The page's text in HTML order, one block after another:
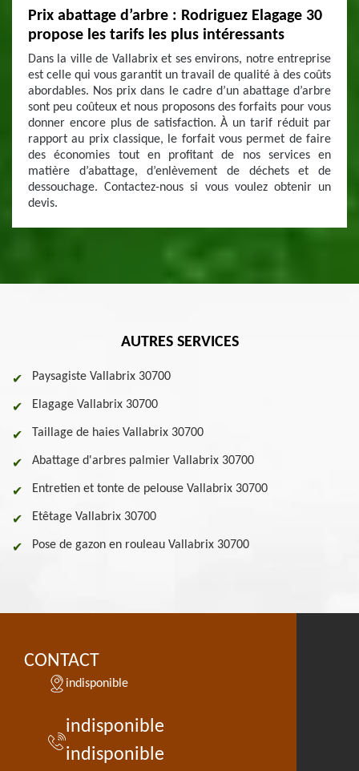
Prix abattage d’arbre : Rodriguez Elagage 30
propose les tarifs les plus intéressants
Dans la ville de Vallabrix et ses environs, notre entreprise
est celle qui vous garantit un travail de qualité à des coûts
abordables. Nos prix dans le cadre d’un abattage d’arbre
sont peu coûteux et nous proposons des forfaits pour vous
donner encore plus de satisfaction. À un tarif réduit par
rapport au prix classique, le forfait vous permet de faire
des économies tout en profitant de nos services en
matière d’abattage, d’enlèvement de déchets et de
dessouchage. Contactez-nous si vous voulez obtenir un
devis.
AUTRES SERVICES
Paysagiste Vallabrix 30700
Elagage Vallabrix 30700
Taillage de haies Vallabrix 30700
Abattage d'arbres palmier Vallabrix 30700
Entretien et tonte de pelouse Vallabrix 30700
Etêtage Vallabrix 30700
Pose de gazon en rouleau Vallabrix 30700
CONTACT
indisponible
indisponible
indisponible